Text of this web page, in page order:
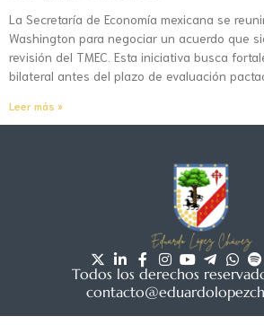
La Secretaría de Economía mexicana se
Washington para negociar un acuerdo que
revisión del TMEC. Esta iniciativa busca
bilateral antes del plazo de evaluación
Leer más »
Todos los derechos